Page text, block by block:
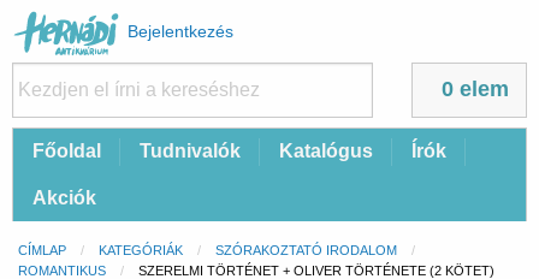
Felhasználói
fiók
menüje
Bejelentkezés
0 elem
FőFőoldal Tudnivalók Katalógus Írók
Akciók
Morzsa
CÍMLAP KATEGÓRIÁK
SZÓRAKOZTATÓ IRODALOM
ROMANTIKUS
CURRENT:
SZERELMI TÖRTÉNET + OLIVER TÖRTÉNETE (2 KÖTET)